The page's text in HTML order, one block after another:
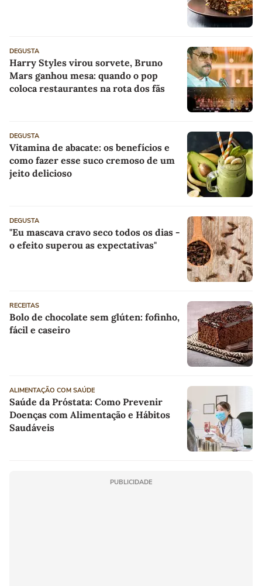
DEGUSTA
Harry Styles virou sorvete, Bruno
Mars ganhou mesa: quando o pop
coloca restaurantes na rota dos fãs
DEGUSTA
Vitamina de abacate: os benefícios e
como fazer esse suco cremoso de um
jeito delicioso
DEGUSTA
"Eu mascava cravo seco todos os dias -
o efeito superou as expectativas"
RECEITAS
Bolo de chocolate sem glúten: fofinho,
fácil e caseiro
ALIMENTAÇÃO COM SAÚDE
Saúde da Próstata: Como Prevenir
Doenças com Alimentação e Hábitos
Saudáveis
PUBLICIDADE